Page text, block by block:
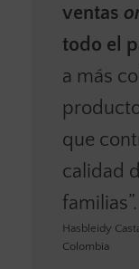
ventas
todo el
a más
que
calidad
familias”.
Hasbleidy
Colombia